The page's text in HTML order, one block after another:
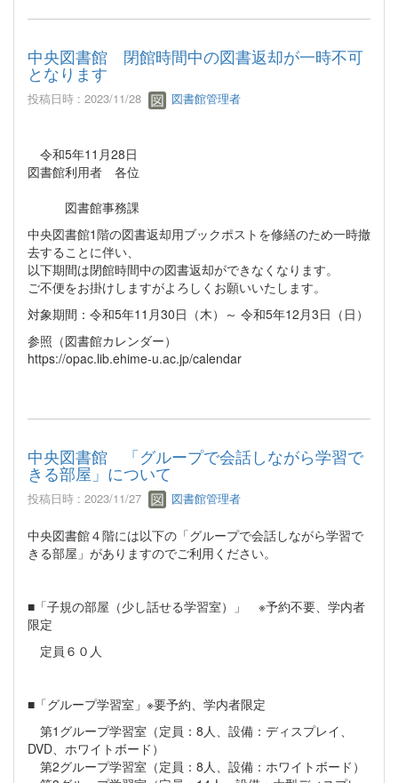
中央図書館 閉館時間中の図書返却が一時不可
となります
投稿日時 : 2023/11/28 図書館管理者
令和5年11月28日
図書館利用者 各位
図書館事務課
中央図書館1階の図書返却用ブックポストを修繕のため一時撤
去することに伴い、
以下期間は閉館時間中の図書返却ができなくなります。
ご不便をお掛けしますがよろしくお願いいたします。
対象期間：令和5年11月30日（木）～ 令和5年12月3日（日）
参照（図書館カレンダー）
https://opac.lib.ehime-u.ac.jp/calendar
中央図書館 「グループで会話しながら学習で
きる部屋」について
投稿日時 : 2023/11/27 図書館管理者
中央図書館４階には以下の「グループで会話しながら学習で
きる部屋」がありますのでご利用ください。
■「子規の部屋（少し話せる学習室）」 ※予約不要、学内者
限定
定員６０人
■「グループ学習室」※要予約、学内者限定
第1グループ学習室（定員：8人、設備：ディスプレイ、
DVD、ホワイトボード）
第2グループ学習室（定員：8人、設備：ホワイトボード）